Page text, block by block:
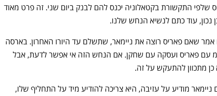
בונוס שלפי התקשורת בקטאלוניה יכנס להם לבנק ביום שני. זה פרט מאוד
נכון, עוד כתם לנשיא הנחש שלנו.
אמר שאם פאריס רוצה את ניימאר, שתשלם עד היורו האחרון. בארסה
עם פאריס ועסקה עם שחקן. אם הנחש הזה אי אפשר לדעת, אבל
מתכוון להתעקש על זה.
מודיע על עזיבה, היא צריכה להודיע מיד על התחליף שלו,